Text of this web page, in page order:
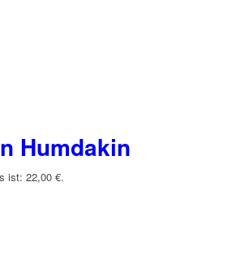
Humdakin
ist: 22,00 €.